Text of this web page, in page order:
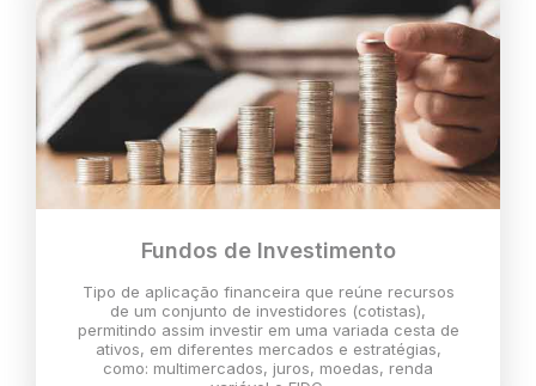
Fundos de Investimento
Tipo de aplicação financeira que reúne recursos
de um conjunto de investidores (cotistas),
permitindo assim investir em uma variada cesta de
ativos, em diferentes mercados e estratégias,
como: multimercados, juros, moedas, renda